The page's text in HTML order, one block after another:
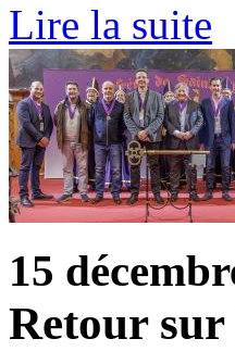
Lire la suite
15
Retour